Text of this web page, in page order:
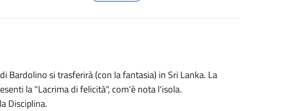
Bardolino si trasferirà (con la fantasia) in Sri Lanka. La
la "Lacrima di felicità", com'è nota l'isola.
Disciplina.